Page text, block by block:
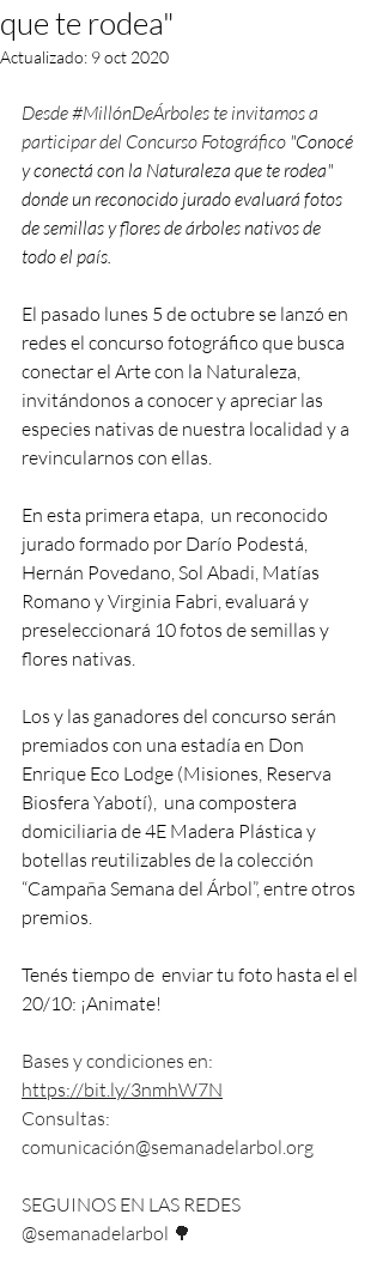
que te rodea"
Actualizado: 9 oct 2020
Desde #MillónDeÁrboles te invitamos a
participar del Concurso Fotográfico "Conocé
y conectá con la Naturaleza que te rodea"
donde un reconocido jurado evaluará fotos
de semillas y flores de árboles nativos de
todo el país.
El pasado lunes 5 de octubre se lanzó en
redes el concurso fotográfico que busca
conectar el Arte con la Naturaleza,
invitándonos a conocer y apreciar las
especies nativas de nuestra localidad y a
revincularnos con ellas.
En esta primera etapa,  un reconocido
jurado formado por Darío Podestá,
Hernán Povedano, Sol Abadi, Matías
Romano y Virginia Fabri, evaluará y
preseleccionará 10 fotos de semillas y
flores nativas.
Los y las ganadores del concurso serán
premiados con una estadía en Don
Enrique Eco Lodge (Misiones, Reserva
Biosfera Yabotí),  una compostera
domiciliaria de 4E Madera Plástica y
botellas reutilizables de la colección
“Campaña Semana del Árbol”, entre otros
premios.
Tenés tiempo de  enviar tu foto hasta el el
20/10: ¡Animate!
Bases y condiciones en:
https://bit.ly/3nmhW7N
Consultas:
comunicación@semanadelarbol.org
SEGUINOS EN LAS REDES
@semanadelarbol 🌳